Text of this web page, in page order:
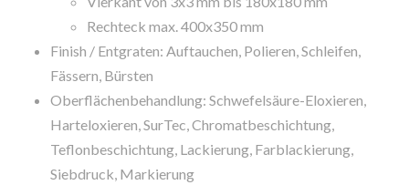
Rechteck max. 400x350 mm
Finish / Entgraten: Auftauchen, Polieren, Schleifen,
Fässern, Bürsten
Oberflächenbehandlung: Schwefelsäure-Eloxieren,
Harteloxieren, SurTec, Chromatbeschichtung,
Teflonbeschichtung, Lackierung, Farblackierung,
Siebdruck, Markierung